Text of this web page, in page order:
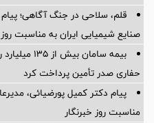
قلم، سلاحی در جنگ آگاهی؛
صنایع شیمیایی ایران به مناسبت روز
بیمه
حفاری صدر تأمین پرداخت کرد
پیام دکتر کمیل پورضیائی،
مناسبت روز خبرنگار